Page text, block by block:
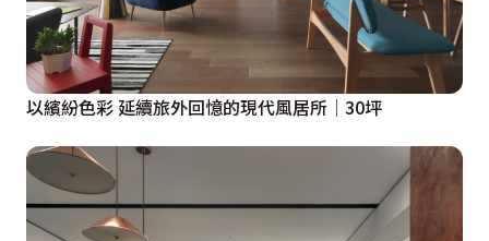
以繽紛色彩 延續旅外回憶的現代風居所│30坪